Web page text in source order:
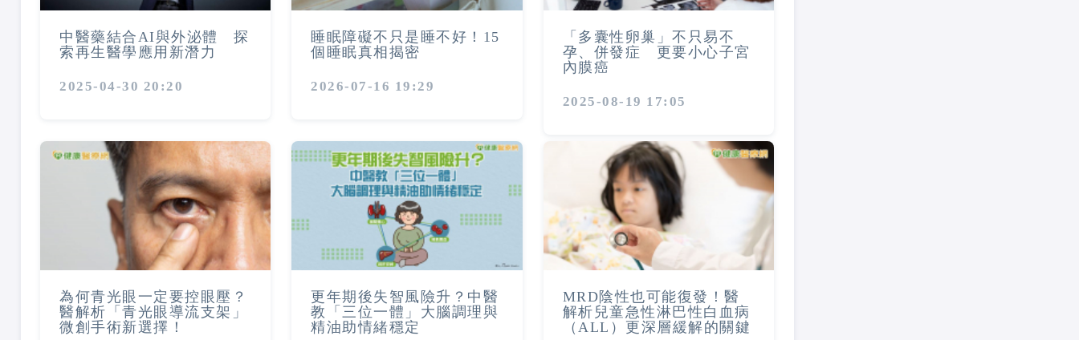
中醫藥結合AI與外泌體 探
索再生醫學應用新潛力
2025-04-30 20:20
睡眠障礙不只是睡不好！15
個睡眠真相揭密
2026-07-16 19:29
「多囊性卵巢」不只易不
孕、併發症 更要小心子宮
內膜癌
2025-08-19 17:05
為何青光眼一定要控眼壓？
醫解析「青光眼導流支架」
微創手術新選擇！
更年期後失智風險升？中醫
教「三位一體」大腦調理與
精油助情緒穩定
MRD陰性也可能復發！醫
解析兒童急性淋巴性白血病
（ALL）更深層緩解的關鍵